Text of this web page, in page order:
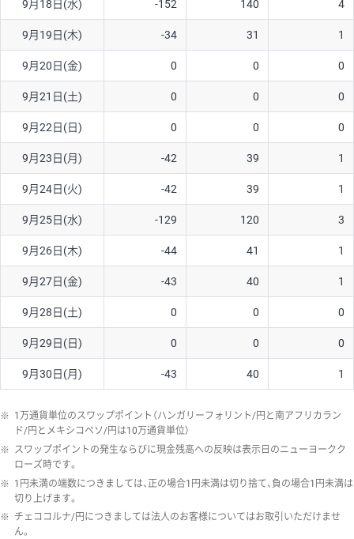
ソ/円は10万通貨単位。
9月18日(水) -152 140 4
9月19日(木) -34 31 1
9月20日(金) 0 0 0
9月21日(土) 0 0 0
9月22日(日) 0 0 0
9月23日(月) -42 39 1
9月24日(火) -42 39 1
9月25日(水) -129 120 3
9月26日(木) -44 41 1
9月27日(金) -43 40 1
9月28日(土) 0 0 0
9月29日(日) 0 0 0
9月30日(月) -43 40 1
※ 1万通貨単位のスワップポイント（ハンガリーフォリント/円と南アフリカラン
ド/円とメキシコペソ/円は10万通貨単位）
※ スワップポイントの発生ならびに現金残高への反映は表示日のニューヨークク
ローズ時です。
※ 1円未満の端数につきましては、正の場合1円未満は切り捨て、負の場合1円未満は
切り上げます。
※ チェココルナ/円につきましては法人のお客様についてはお取引いただけませ
ん。